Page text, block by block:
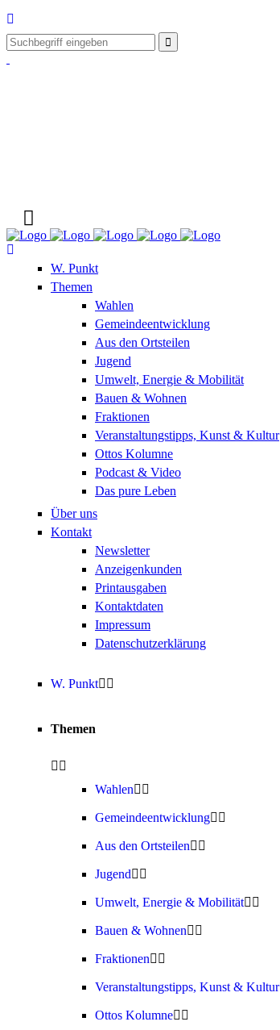
W. Punkt
Themen
Wahlen
Gemeindeentwicklung
Aus den Ortsteilen
Jugend
Umwelt, Energie & Mobilität
Bauen & Wohnen
Fraktionen
Veranstaltungstipps, Kunst & Kultur
Ottos Kolumne
Podcast & Video
Das pure Leben
Über uns
Kontakt
Newsletter
Anzeigenkunden
Printausgaben
Kontaktdaten
Impressum
Datenschutzerklärung
W. Punkt
Themen
Wahlen
Gemeindeentwicklung
Aus den Ortsteilen
Jugend
Umwelt, Energie & Mobilität
Bauen & Wohnen
Fraktionen
Veranstaltungstipps, Kunst & Kultur
Ottos Kolumne